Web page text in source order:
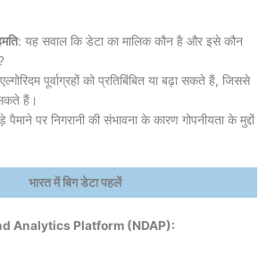
: यह सवाल कि डेटा का मालिक कौन है और इसे कौन
पूर्वाग्रहों को प्रतिबिंबित या बढ़ा सकते हैं, जिससे
हैं।
पैमाने पर निगरानी की संभावना के कारण गोपनीयता के मुद्दों
भारत में बिग डेटा पहलें
Analytics Platform (NDAP):